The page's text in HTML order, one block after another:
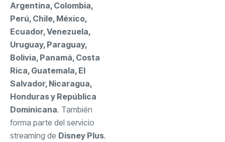
Argentina, Colombia,
Perú, Chile, México,
Ecuador, Venezuela,
Uruguay, Paraguay,
Bolivia, Panamá, Costa
Rica, Guatemala, El
Salvador, Nicaragua,
Honduras y República
Dominicana. También
forma parte del servicio
streaming de Disney Plus.